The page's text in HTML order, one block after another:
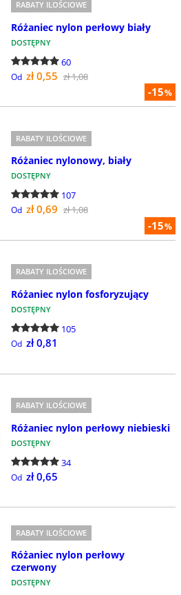
-15%
RABATY ILOŚCIOWE
Różaniec nylon perłowy biały
DOSTĘPNY
60
Od zł 0,55 zł 1,08
-15%
RABATY ILOŚCIOWE
Różaniec nylonowy, biały
DOSTĘPNY
107
Od zł 0,69 zł 1,08
RABATY ILOŚCIOWE
Różaniec nylon fosforyzujący
DOSTĘPNY
105
Od zł 0,81
RABATY ILOŚCIOWE
Różaniec nylon perłowy niebieski
DOSTĘPNY
34
Od zł 0,65
RABATY ILOŚCIOWE
Różaniec nylon perłowy
czerwony
DOSTĘPNY